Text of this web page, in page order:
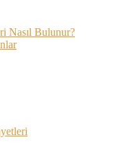
Nasıl Bulunur?